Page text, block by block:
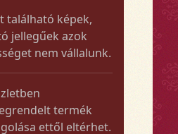
található képek,
jellegűek azok
nem vállalunk.
termék
ettől eltérhet.